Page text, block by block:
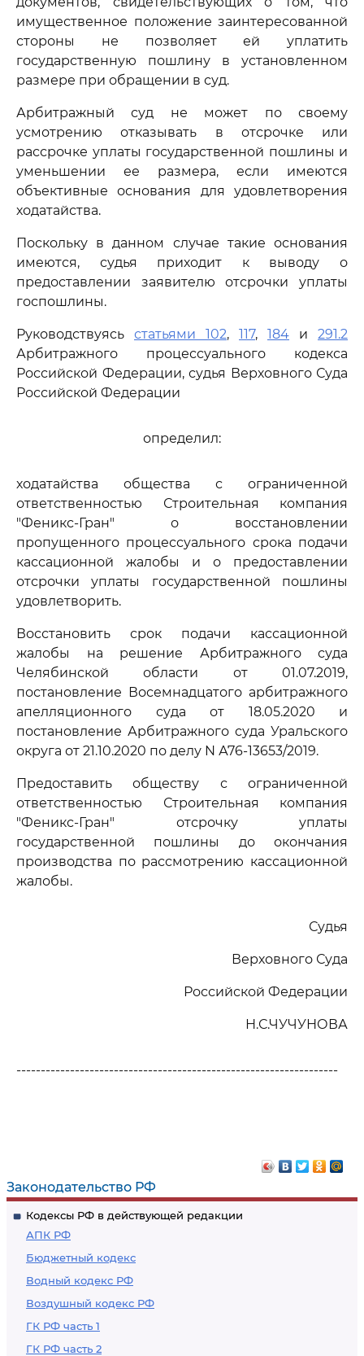
Законодательство РФ
Кодексы РФ в действующей редакции
АПК РФ
Бюджетный кодекс
Водный кодекс РФ
Воздушный кодекс РФ
ГК РФ часть 1
ГК РФ часть 2
имущественное положение заинтересованной
стороны не позволяет ей уплатить
государственную пошлину в установленном
размере при обращении в суд.
Арбитражный суд не может по своему
усмотрению отказывать в отсрочке или
рассрочке уплаты государственной пошлины и
уменьшении ее размера, если имеются
объективные основания для удовлетворения
ходатайства.
Поскольку в данном случае такие основания
имеются, судья приходит к выводу о
предоставлении заявителю отсрочки уплаты
госпошлины.
Руководствуясь статьями 102, 117, 184 и 291.2
Арбитражного процессуального кодекса
Российской Федерации, судья Верховного Суда
Российской Федерации
определил:
ходатайства общества с ограниченной
ответственностью Строительная компания
"Феникс-Гран" о восстановлении
пропущенного процессуального срока подачи
кассационной жалобы и о предоставлении
отсрочки уплаты государственной пошлины
удовлетворить.
Восстановить срок подачи кассационной
жалобы на решение Арбитражного суда
Челябинской области от 01.07.2019,
постановление Восемнадцатого арбитражного
апелляционного суда от 18.05.2020 и
постановление Арбитражного суда Уральского
округа от 21.10.2020 по делу N А76-13653/2019.
Предоставить обществу с ограниченной
ответственностью Строительная компания
"Феникс-Гран" отсрочку уплаты
государственной пошлины до окончания
производства по рассмотрению кассационной
жалобы.
Судья
Верховного Суда
Российской Федерации
Н.С.ЧУЧУНОВА
------------------------------------------------------------------